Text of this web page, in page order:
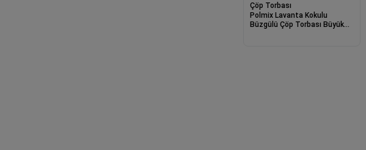
Çöp Torbası
Polmix Lavanta Kokulu
Büzgülü Çöp Torbası Büyük